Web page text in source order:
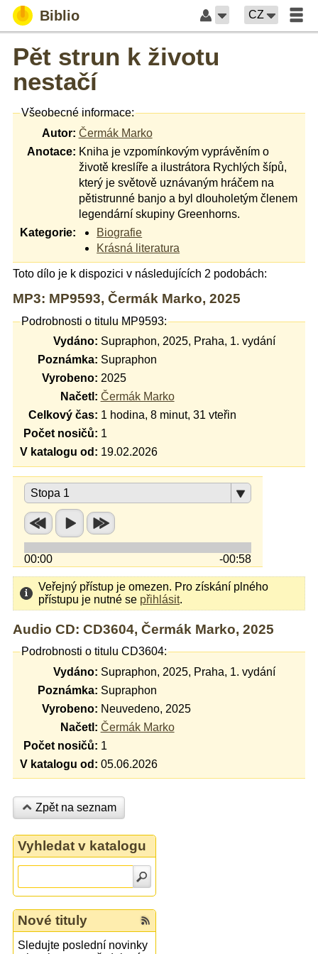
Biblio CZ
Pět strun k životu
nestačí
Všeobecné informace:
Autor: Čermák Marko
Anotace: Kniha je vzpomínkovým vyprávěním o
životě kreslíře a ilustrátora Rychlých šípů,
který je světově uznávaným hráčem na
pětistrunné banjo a byl dlouholetým členem
legendární skupiny Greenhorns.
Kategorie:
Biografie
Krásná literatura
Toto dílo je k dispozici v následujících 2 podobách:
MP3: MP9593, Čermák Marko, 2025
Podrobnosti o titulu MP9593:
Vydáno: Supraphon, 2025, Praha, 1. vydání
Poznámka: Supraphon
Vyrobeno: 2025
Načetl: Čermák Marko
Celkový čas: 1 hodina, 8 minut, 31 vteřin
Počet nosičů: 1
V katalogu od: 19.02.2026
Stopa 1
00:00 -00:58
Veřejný přístup je omezen. Pro získání plného
přístupu je nutné se přihlásit.
Audio CD: CD3604, Čermák Marko, 2025
Podrobnosti o titulu CD3604:
Vydáno: Supraphon, 2025, Praha, 1. vydání
Poznámka: Supraphon
Vyrobeno: Neuvedeno, 2025
Načetl: Čermák Marko
Počet nosičů: 1
V katalogu od: 05.06.2026
Zpět na seznam
Vyhledat v katalogu
Nové tituly
Sledujte poslední novinky